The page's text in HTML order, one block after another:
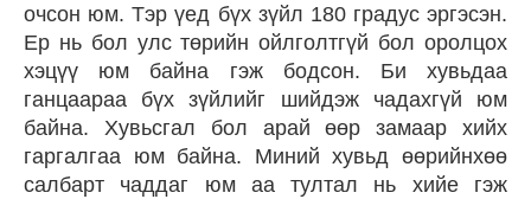
очсон юм. Тэр үед бүх зүйл 180 градус эргэсэн.
Ер нь бол улс төрийн ойлголтгүй бол оролцох
хэцүү юм байна гэж бодсон. Би хувьдаа
ганцаараа бүх зүйлийг шийдэж чадахгүй юм
байна. Хувьсгал бол арай өөр замаар хийх
гаргалгаа юм байна. Миний хувьд өөрийнхөө
салбарт чаддаг юм аа тултал нь хийе гэж